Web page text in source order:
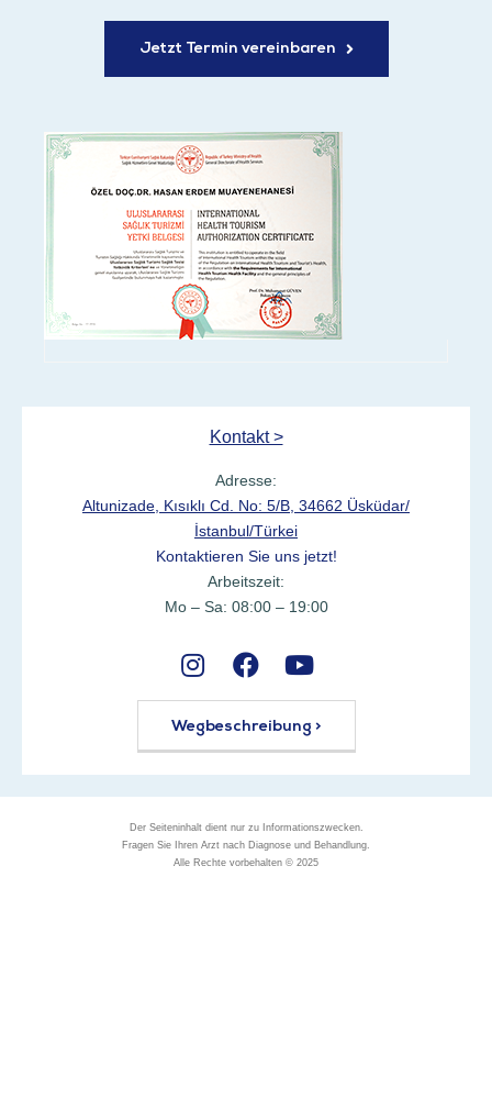
Jetzt Termin vereinbaren
Kontakt >
Adresse:
Altunizade, Kısıklı Cd. No: 5/B, 34662 Üsküdar/
İstanbul/Türkei
Kontaktieren Sie uns jetzt!
Arbeitszeit:
Mo – Sa: 08:00 – 19:00
Wegbeschreibung >
Der Seiteninhalt dient nur zu Informationszwecken.
Fragen Sie Ihren Arzt nach Diagnose und Behandlung.
Alle Rechte vorbehalten © 2025